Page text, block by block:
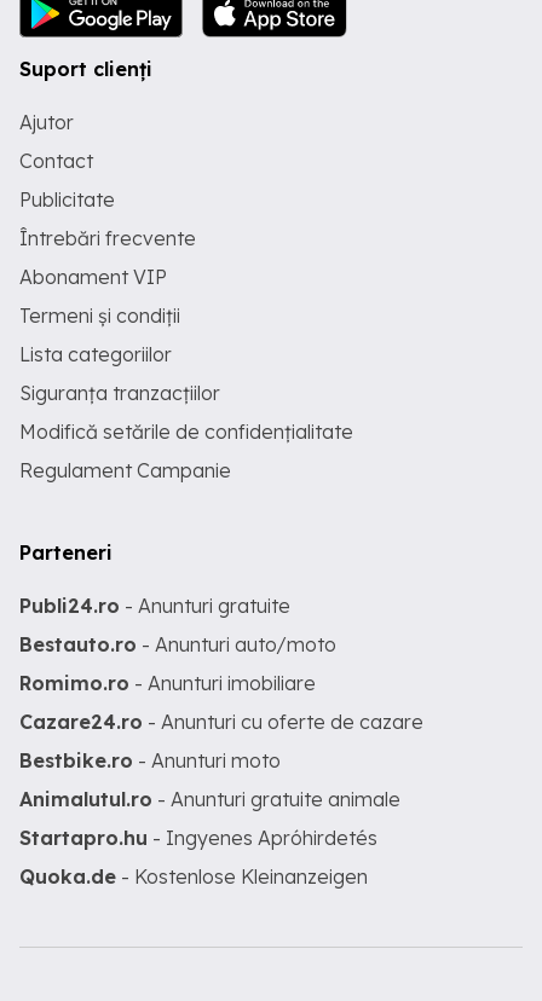
Suport clienți
Ajutor
Contact
Publicitate
Întrebări frecvente
Abonament VIP
Termeni și condiții
Lista categoriilor
Siguranța tranzacțiilor
Modifică setările de confidențialitate
Regulament Campanie
Parteneri
Publi24.ro - Anunturi gratuite
Bestauto.ro - Anunturi auto/moto
Romimo.ro - Anunturi imobiliare
Cazare24.ro - Anunturi cu oferte de cazare
Bestbike.ro - Anunturi moto
Animalutul.ro - Anunturi gratuite animale
Startapro.hu - Ingyenes Apróhirdetés
Quoka.de - Kostenlose Kleinanzeigen